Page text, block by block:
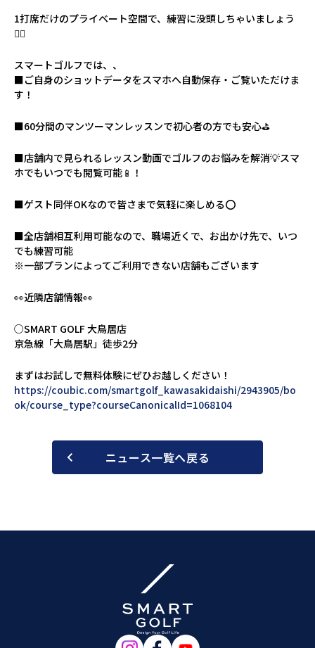
1打席だけのプライベート空間で、練習に没頭しちゃいましょう
🏌️‍♀️
スマートゴルフでは、、
■ご自身のショットデータをスマホへ自動保存・ご覧いただけま
す！
■60分間のマンツーマンレッスンで初心者の方でも安心⛳️
■店舗内で見られるレッスン動画でゴルフのお悩みを解消💡スマ
ホでもいつでも閲覧可能📱！
■ゲスト同伴OKなので皆さまで気軽に楽しめる⭕️
■全店舗相互利用可能なので、職場近くで、お出かけ先で、いつ
でも練習可能
※一部プランによってご利用できない店舗もございます
👀近隣店舗情報👀
○SMART GOLF 大鳥居店
京急線「大鳥居駅」徒歩2分
まずはお試しで無料体験にぜひお越しください！
https://coubic.com/smartgolf_kawasakidaishi/2943905/bo
ok/course_type?courseCanonicalId=1068104
ニュース一覧へ戻る